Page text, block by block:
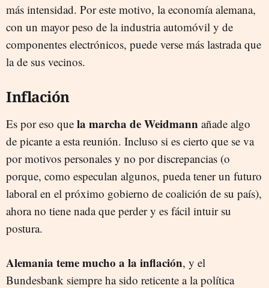
más intensidad. Por este motivo, la economía alemana,
con un mayor peso de la industria automóvil y de
componentes electrónicos, puede verse más lastrada que
la de sus vecinos.
Inflación
Es por eso que la marcha de Weidmann añade algo
de picante a esta reunión. Incluso si es cierto que se va
por motivos personales y no por discrepancias (o
porque, como especulan algunos, pueda tener un futuro
laboral en el próximo gobierno de coalición de su país),
ahora no tiene nada que perder y es fácil intuir su
postura.
Alemania teme mucho a la inflación, y el
Bundesbank siempre ha sido reticente a la política